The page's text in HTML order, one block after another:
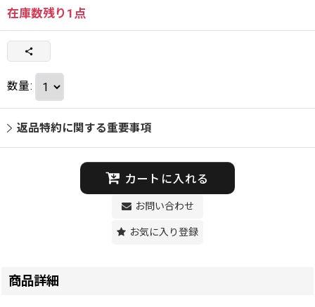
在庫数残り1点
数量:
返品特約に関する重要事項
カートに入れる
お問い合わせ
お気に入り登録
商品詳細